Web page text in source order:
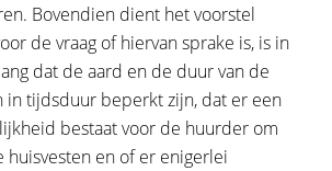
Bovendien dient het voorstel
de vraag of hiervan sprake is, is in
dat de aard en de duur van de
in tijdsduur beperkt zijn, dat er een
bestaat voor de huurder om
en of er enigerlei